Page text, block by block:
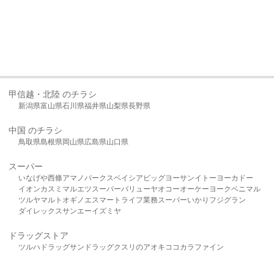
甲信越・北陸 のチラシ
新潟県富山県石川県福井県山梨県長野県
中国 のチラシ
鳥取県島根県岡山県広島県山口県
スーパー
いなげや西條アマノパークスベイシア ビッグヨーサンイトーヨーカドー
イオンカスミ マルエツスーパーバリューヤオコーオーケー ヨークベニマル
ツルヤマルト オギノ エスマート ライフ業務スーパーいかり フジグラン
ダイレックスサンエーイズミヤ
ドラッグストア
ツルハドラッグサンドラッグクスリのアオキ ココカラファイン